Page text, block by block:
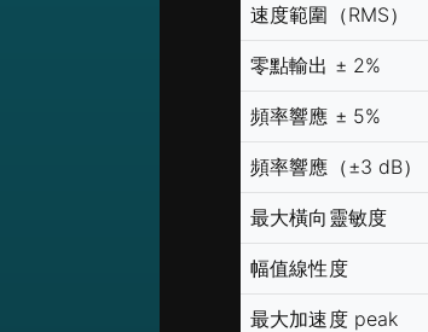
速度範圍（RMS）
零點輸出 ± 2%
頻率響應 ± 5%
頻率響應（±3 dB）
最大橫向靈敏度
幅值線性度
最大加速度 peak